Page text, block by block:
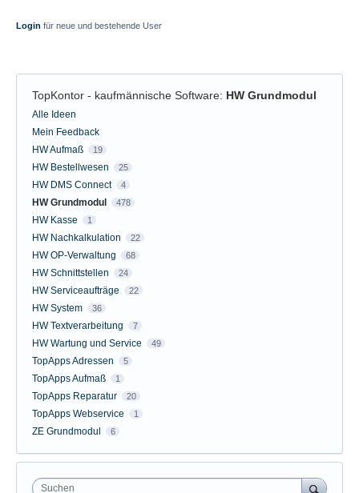
Login für neue und bestehende User
TopKontor - kaufmännische Software: HW Grundmodul
Kategorien
Alle Ideen
Mein Feedback
HW Aufmaß
19
HW Bestellwesen 25
HW DMS Connect 4
HW Grundmodul 478
HW Kasse 1
HW Nachkalkulation 22
HW OP-Verwaltung 68
HW Schnittstellen 24
HW Serviceaufträge 22
HW System 36
HW Textverarbeitung 7
HW Wartung und Service 49
TopApps Adressen 5
TopApps Aufmaß 1
TopApps Reparatur 20
TopApps Webservice 1
ZE Grundmodul 6
Suchen